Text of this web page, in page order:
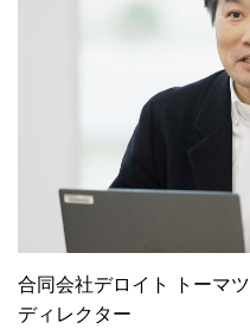
合同会社デロイト トーマツ
ディレクター